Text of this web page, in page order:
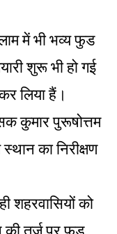
में भी भव्य फुड
शुरू भी हो गई
लिया हैं।
कुमार पुरूषोत्तम
का निरीक्षण
शहरवासियों को